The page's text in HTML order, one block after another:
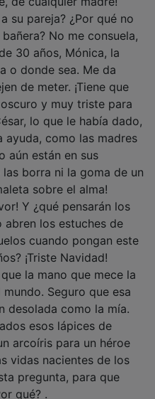
su pareja? ¿Por qué no
No me consuela,
30 años, Mónica, la
o donde sea. Me da
de meter. ¡Tiene que
y muy triste para
lo que le había dado,
ayuda, como las madres
aún están en sus
borra ni la goma de un
sobre el alma!
Y ¿qué pensarán los
abren los estuches de
cuando pongan este
¡Triste Navidad!
la mano que mece la
Seguro que esa
desolada como la mía.
esos lápices de
arcoíris para un héroe
vidas nacientes de los
pregunta, para que
qué? .